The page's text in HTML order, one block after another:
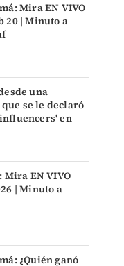
Mira EN VIVO
20 | Minuto a
una
se le declaró
en
Mira EN VIVO
| Minuto a
¿Quién ganó